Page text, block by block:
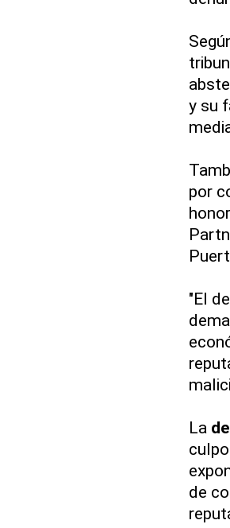
y su
por
"El
La
de